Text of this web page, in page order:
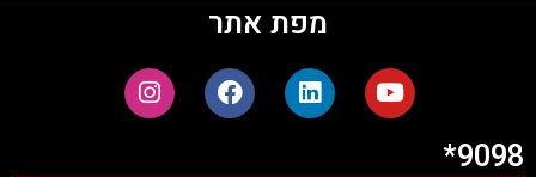
מפת אתר
9098*